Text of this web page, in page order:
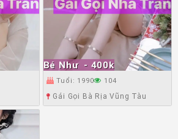
Bé Như - 400k
Tuổi: 1990 104
Gái Gọi Bà Rịa Vũng Tàu